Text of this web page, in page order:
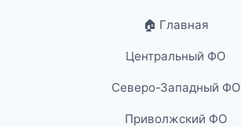
🏠 Главная
Центральный ФО
Северо-Западный ФО
Приволжский ФО